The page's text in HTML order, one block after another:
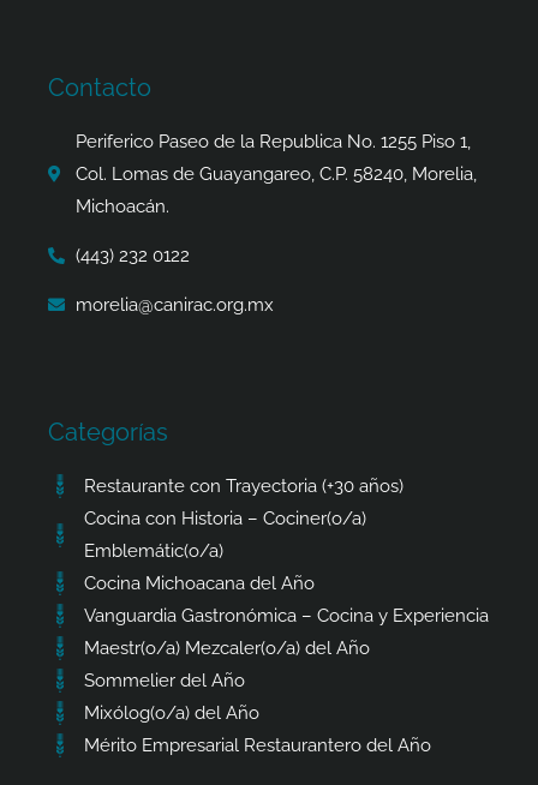
o
k
-
f
a
m
e
r
p
Contacto
Periferico Paseo de la Republica No. 1255 Piso 1,
Col. Lomas de Guayangareo, C.P. 58240, Morelia,
Michoacán.
(443) 232 0122
morelia@canirac.org.mx
Categorías
Restaurante con Trayectoria (+30 años)
Cocina con Historia – Cociner(o/a)
Emblemátic(o/a)
Cocina Michoacana del Año
Vanguardia Gastronómica – Cocina y Experiencia
Maestr(o/a) Mezcaler(o/a) del Año
Sommelier del Año
Mixólog(o/a) del Año
Mérito Empresarial Restaurantero del Año